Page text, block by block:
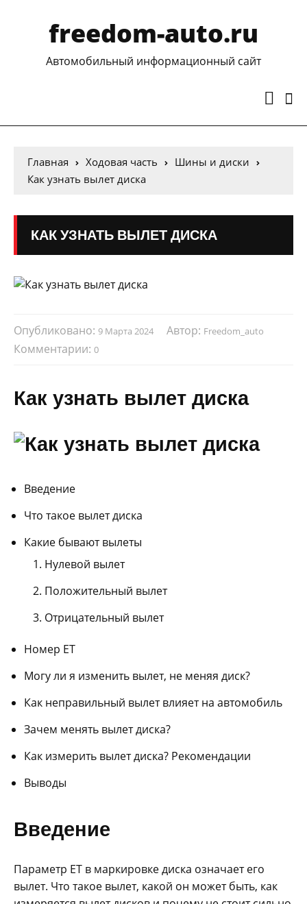
freedom-auto.ru
Автомобильный информационный сайт
Главная Ходовая часть
Шины и диски
Как узнать вылет диска
КАК УЗНАТЬ ВЫЛЕТ ДИСКА
Опубликовано: 9 Марта 2024 Автор: Freedom_auto
Комментарии: 0
Как узнать вылет диска
Введение
Что такое вылет диска
Какие бывают вылеты
Нулевой вылет
Положительный вылет
Отрицательный вылет
Номер ЕТ
Могу ли я изменить вылет, не меняя диск?
Как неправильный вылет влияет на автомобиль
Зачем менять вылет диска?
Как измерить вылет диска? Рекомендации
Выводы
Введение
Параметр ЕТ в маркировке диска означает его
вылет. Что такое вылет, какой он может быть, как